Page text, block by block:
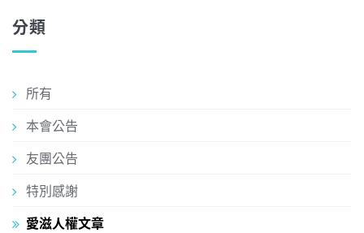
分類
所有
本會公告
友團公告
特別感謝
愛滋人權文章